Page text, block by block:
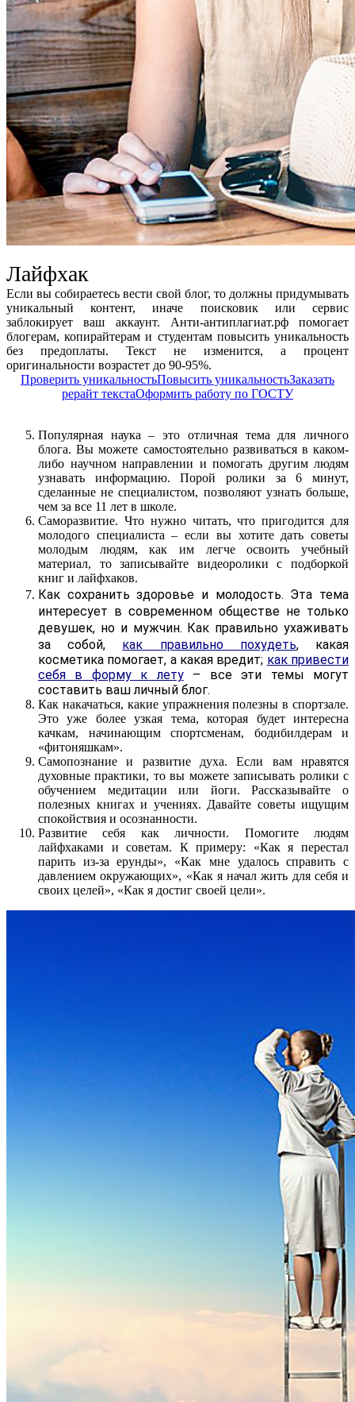
Лайфхак
Если вы собираетесь вести свой блог, то должны придумывать
уникальный контент, иначе поисковик или сервис
заблокирует ваш аккаунт. Анти-антиплагиат.рф помогает
блогерам, копирайтерам и студентам повысить уникальность
без предоплаты. Текст не изменится, а процент
оригинальности возрастет до 90-95%.
Проверить уникальностьПовысить уникальностьЗаказать
рерайт текстаОформить работу по ГОСТУ
Популярная наука – это отличная тема для личного
блога. Вы можете самостоятельно развиваться в каком-
либо научном направлении и помогать другим людям
узнавать информацию. Порой ролики за 6 минут,
сделанные не специалистом, позволяют узнать больше,
чем за все 11 лет в школе.
Саморазвитие. Что нужно читать, что пригодится для
молодого специалиста – если вы хотите дать советы
молодым людям, как им легче освоить учебный
материал, то записывайте видеоролики с подборкой
книг и лайфхаков.
Как сохранить здоровье и молодость. Эта тема
интересует в современном обществе не только
девушек, но и мужчин. Как правильно ухаживать
за собой, как правильно похудеть, какая
косметика помогает, а какая вредит; как привести
себя в форму к лету– все эти темы могут
составить ваш личный блог.
Как накачаться, какие упражнения полезны в спортзале.
Это уже более узкая тема, которая будет интересна
качкам, начинающим спортсменам, бодибилдерам и
«фитоняшкам».
Самопознание и развитие духа. Если вам нравятся
духовные практики, то вы можете записывать ролики с
обучением медитации или йоги. Рассказывайте о
полезных книгах и учениях. Давайте советы ищущим
спокойствия и осознанности.
Развитие себя как личности. Помогите людям
лайфхаками и советам. К примеру: «Как я перестал
парить из-за ерунды», «Как мне удалось справить с
давлением окружающих», «Как я начал жить для себя и
своих целей», «Как я достиг своей цели».